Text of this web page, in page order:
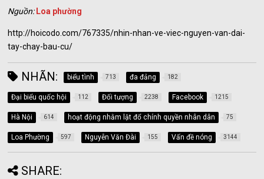
Nguồn: Loa phường
http://hoicodo.com/767335/nhin-nhan-ve-viec-nguyen-van-dai-
tay-chay-bau-cu/
NHÃN: biểu tình 713 đa đảng 182
Đại biểu quốc hội 112 Đối tượng 2238 Facebook 1215
Hà Nội 614 hoạt động nhằm lật đổ chính quyền nhân dân 75
Loa Phường 597 Nguyễn Văn Đài 155 Vấn đề nóng 3144
SHARE: